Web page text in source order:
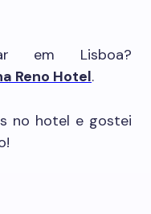
em Lisboa?
Reno Hotel.
no hotel e gostei